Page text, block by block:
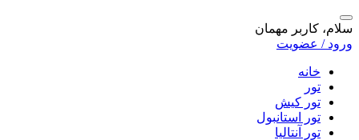
سلام، کاربر مهمان
ورود / عضویت
خانه
تور
تور کیش
تور استانبول
تور آنتالیا